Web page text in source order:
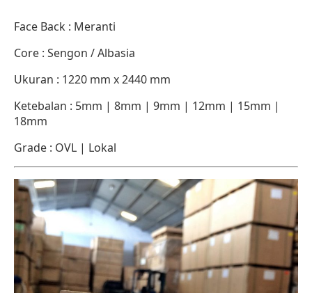
Face Back : Meranti
Core : Sengon / Albasia
Ukuran : 1220 mm x 2440 mm
Ketebalan : 5mm | 8mm | 9mm | 12mm | 15mm |
18mm
Grade : OVL | Lokal